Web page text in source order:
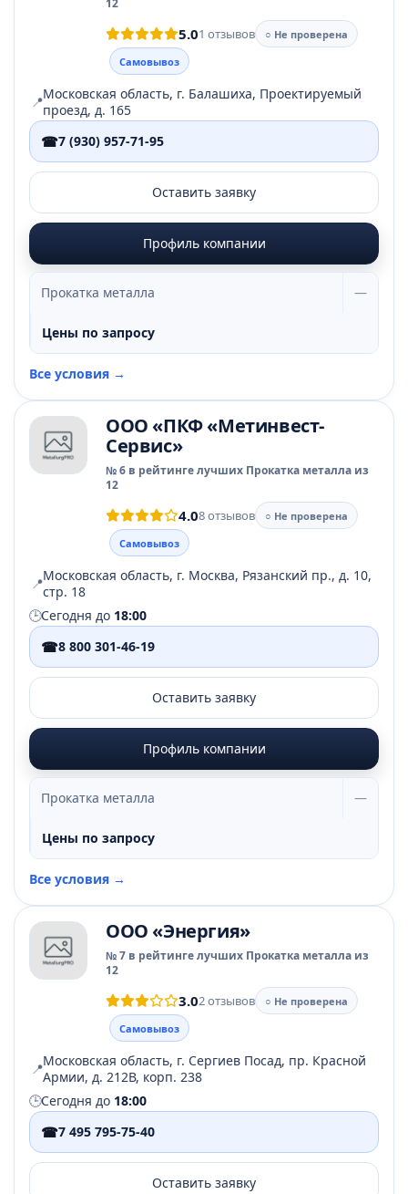
12
5.01 отзывов
○ Не проверена
Самовывоз
📍Московская область, г. Балашиха, Проектируемый
проезд, д. 165
☎7 (930) 957-71-95
Оставить заявку
Профиль компании
Прокатка металла —
Цены по запросу
Все условия →
ООО «ПКФ «Метинвест-
Сервис»
№ 6 в рейтинге лучших Прокатка металла из
12
4.08 отзывов
○ Не проверена
Самовывоз
📍Московская область, г. Москва, Рязанский пр., д. 10,
стр. 18
🕒Сегодня до 18:00
☎8 800 301-46-19
Оставить заявку
Профиль компании
Прокатка металла —
Цены по запросу
Все условия →
ООО «Энергия»
№ 7 в рейтинге лучших Прокатка металла из
12
3.02 отзывов
○ Не проверена
Самовывоз
📍Московская область, г. Сергиев Посад, пр. Красной
Армии, д. 212В, корп. 238
🕒Сегодня до 18:00
☎7 495 795-75-40
Оставить заявку